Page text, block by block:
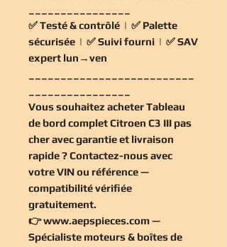
✅Testé & contrôlé | ✅ Palette
sécurisée | ✅Suivi fourni | ✅SAV
expert lun→ven
Vous souhaitez acheter Tableau
de bord complet Citroen C3 III pas
cheravec garantie et livraison
rapide ? Contactez-nous avec
votre VIN ou référence —
compatibilité vérifiée
gratuitement.
👉www.aepspieces.com—
Spécialiste moteurs & boîtes de